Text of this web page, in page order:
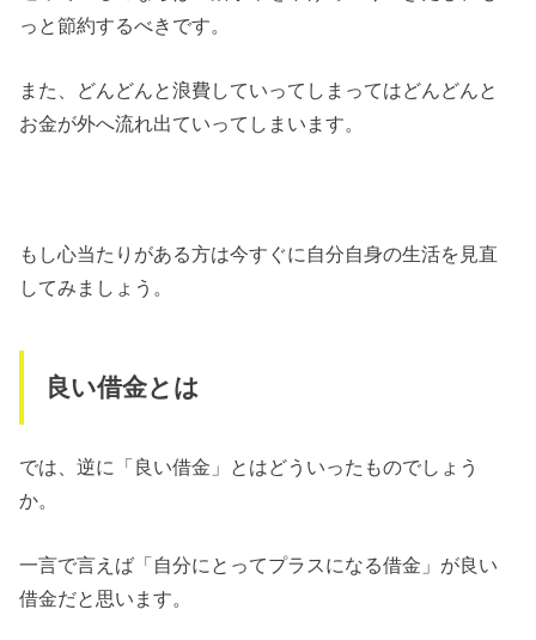
っと節約するべきです。
また、どんどんと浪費していってしまってはどんどんと
お金が外へ流れ出ていってしまいます。
もし心当たりがある方は今すぐに自分自身の生活を見直
してみましょう。
良い借金とは
では、逆に「良い借金」とはどういったものでしょう
か。
一言で言えば「自分にとってプラスになる借金」が良い
借金だと思います。